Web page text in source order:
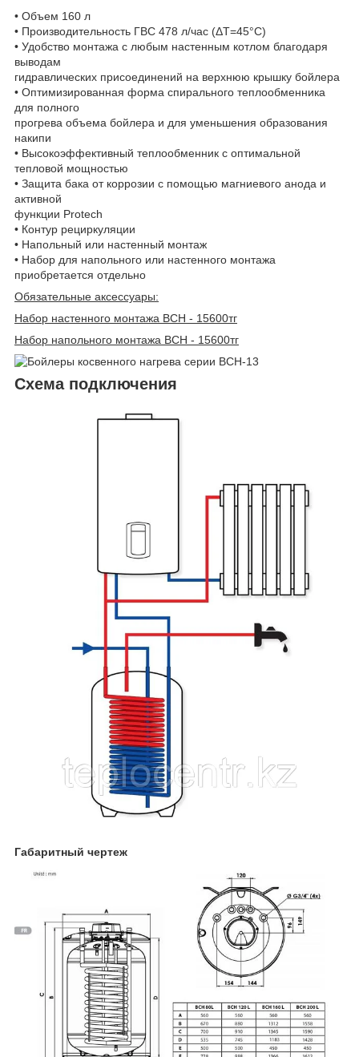
• Объем 160 л
• Производительность ГВС 478 л/час (ΔT=45°С)
• Удобство монтажа с любым настенным котлом благодаря
выводам
гидравлических присоединений на верхнюю крышку бойлера
• Оптимизированная форма спирального теплообменника
для полного
прогрева объема бойлера и для уменьшения образования
накипи
• Высокоэффективный теплообменник с оптимальной
тепловой мощностью
• Защита бака от коррозии с помощью магниевого анода и
активной
функции Protech
• Контур рециркуляции
• Напольный или настенный монтаж
• Набор для напольного или настенного монтажа
приобретается отдельно
Обязательные аксессуары:
Набор настенного монтажа BCH - 15600тг
Набор напольного монтажа BCH - 15600тг
Схема подключения
Габаритный чертеж